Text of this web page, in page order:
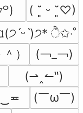
( ˘͈ ᵕ ˘͈♡)
ੈ✩‧˚
）
(￢_￢)
(⇀‸↼‶)
(￣ω￣﻿)